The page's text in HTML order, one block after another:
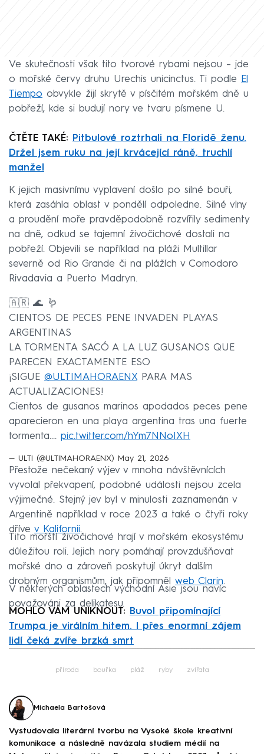
Ve skutečnosti však tito tvorové rybami nejsou – jde
o mořské červy druhu Urechis unicinctus. Ti podle El
Tiempo obvykle žijí skrytě v písčitém mořském dně u
pobřeží, kde si budují nory ve tvaru písmene U.
ČTĚTE TAKÉ: Pitbulové roztrhali na Floridě ženu.
Držel jsem ruku na její krvácející ráně, truchlí
manžel
K jejich masivnímu vyplavení došlo po silné bouři,
která zasáhla oblast v pondělí odpoledne. Silné vlny
a proudění moře pravděpodobně rozvířily sedimenty
na dně, odkud se tajemní živočichové dostali na
pobřeží. Objevili se například na pláži Multillar
severně od Rio Grande či na plážích v Comodoro
Rivadavia a Puerto Madryn.
🇦🇷 🌊 🪱
CIENTOS DE PECES PENE INVADEN PLAYAS
ARGENTINAS
LA TORMENTA SACÓ A LA LUZ GUSANOS QUE
PARECEN EXACTAMENTE ESO
¡SIGUE @ULTIMAHORAENX PARA MAS
ACTUALIZACIONES!
Cientos de gusanos marinos apodados peces pene
aparecieron en una playa argentina tras una fuerte
tormenta.… pic.twitter.com/hYm7NNoIXH
— ULTI (@ULTIMAHORAENX) May 21, 2026
Přestože nečekaný výjev v mnoha návštěvnících
vyvolal překvapení, podobné události nejsou zcela
výjimečné. Stejný jev byl v minulosti zaznamenán v
Argentině například v roce 2023 a také o čtyři roky
dříve v Kalifornii.
Tito mořští živočichové hrají v mořském ekosystému
důležitou roli. Jejich nory pomáhají provzdušňovat
mořské dno a zároveň poskytují úkryt dalším
drobným organismům, jak připomněl web Clarin.
V některých oblastech východní Asie jsou navíc
považováni za delikatesu.
MOHLO VÁM UNIKNOUT:
Buvol připomínající
Trumpa je virálním hitem. I přes enormní zájem
lidí čeká zvíře brzká smrt
příroda bouřka pláž ryby zvířata
Michaela Bartošová
Vystudovala literární tvorbu na Vysoké škole kreativní
komunikace a následně navázala studiem médií na